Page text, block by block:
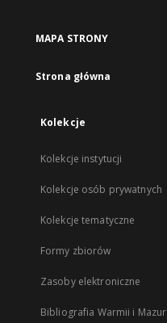
MAPA STRONY
Strona główna
Kolekcje
Kolekcje instytucji
Kolekcje osób prywatnych
Kolekcje tematyczne
Formy zbiorów
Zasoby elektroniczne
Bibliografia Warmii i Mazur